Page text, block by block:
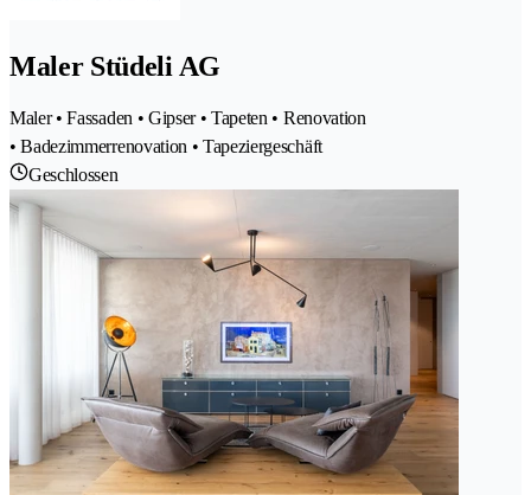
Maler Stüdeli AG
Maler • Fassaden • Gipser • Tapeten • Renovation
• Badezimmerrenovation • Tapeziergeschäft
Geschlossen